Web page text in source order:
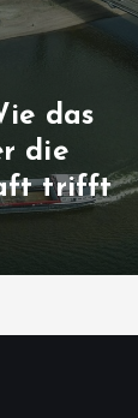
das
die
trifft